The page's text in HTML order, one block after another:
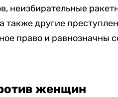
неизбирательные
также другие
право и равнозначны
женщин